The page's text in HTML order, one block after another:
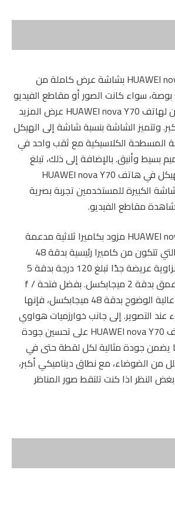
ويتميز هاتف HUAWEI nova Y70 بشاشة عرض كاملة من
هواوي مقاس 6.75 بوصة، سواء كانت الصور أو مقاطع الفيديو
أو الألعاب، كما يمكن لهاتف HUAWEI nova Y70 عرض المزيد
وتتميز الشاشة بنسبة شاشة إلى الهيكل
المسطحة الكلاسيكية مع ثقب واحد في
بسيط وأنيق. بالإضافة إلى ذلك، تبلغ
نسبة الشاشة إلى الهيكل في هاتف HUAWEI nova Y70
الشاشة الكبيرة للمستخدمين تجربة بصرية
مقاطع الفيديو.
ويأتي هاتف HUAWEI nova Y70 مزود بكاميرا ثلاثية مدعمة
بالذكاء الاصطناعي، التي تتكون من كاميرا رئيسية بدقة 48
ميجابكسل، وكاميرا بزاوية عريضة جدًا تبلغ 120 درجة بدقة 5
ميجابكسل، وكاميرا عمق بدقة 2 ميجابكسل. بفضل فتحة f /
1.8 للكاميرا الرئيسية عالية الوضوح بدقة 48 ميجابكسل، فإنها
التصوير. إلى جانب خوارزميات هواوي
المُحسَّنة، يعمل هاتف HUAWEI nova Y70 على تحسين جودة
يضمن جودة مثالية لكل لقطة حتى في
من الضوضاء، مع نطاق ديناميكي أكبر،
النظر اذا كنت تلتقط صور المناظر